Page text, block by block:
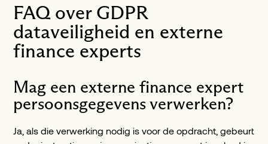
FAQ over GDPR
dataveiligheid en externe
finance experts
Mag een externe finance expert
persoonsgegevens verwerken?
Ja, als die verwerking nodig is voor de opdracht, gebeurt